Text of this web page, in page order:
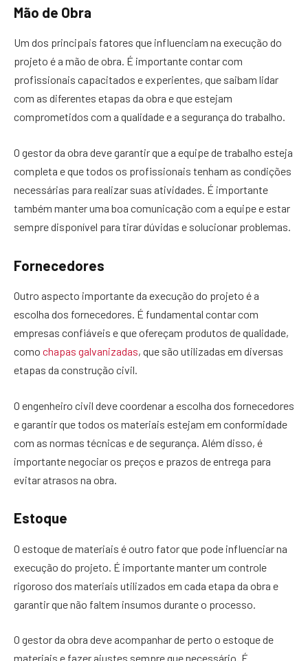
Mão de Obra
Um dos principais fatores que influenciam na execução do
projeto é a mão de obra. É importante contar com
profissionais capacitados e experientes, que saibam lidar
com as diferentes etapas da obra e que estejam
comprometidos com a qualidade e a segurança do trabalho.
O gestor da obra deve garantir que a equipe de trabalho esteja
completa e que todos os profissionais tenham as condições
necessárias para realizar suas atividades. É importante
também manter uma boa comunicação com a equipe e estar
sempre disponível para tirar dúvidas e solucionar problemas.
Fornecedores
Outro aspecto importante da execução do projeto é a
escolha dos fornecedores. É fundamental contar com
empresas confiáveis e que ofereçam produtos de qualidade,
como chapas galvanizadas, que são utilizadas em diversas
etapas da construção civil.
O engenheiro civil deve coordenar a escolha dos fornecedores
e garantir que todos os materiais estejam em conformidade
com as normas técnicas e de segurança. Além disso, é
importante negociar os preços e prazos de entrega para
evitar atrasos na obra.
Estoque
O estoque de materiais é outro fator que pode influenciar na
execução do projeto. É importante manter um controle
rigoroso dos materiais utilizados em cada etapa da obra e
garantir que não faltem insumos durante o processo.
O gestor da obra deve acompanhar de perto o estoque de
materiais e fazer ajustes sempre que necessário. É